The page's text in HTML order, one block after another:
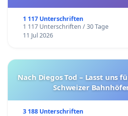
1 117 Unterschriften
1 117 Unterschriften / 30 Tage
11 Jul 2026
Nach Diegos Tod – Lasst uns
Schweizer
3 188 Unterschriften